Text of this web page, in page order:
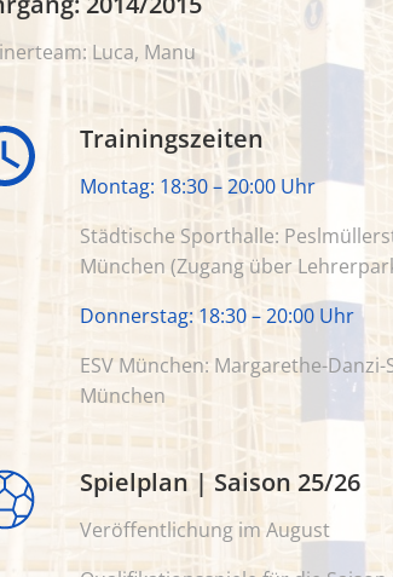
Luca, Manu
Trainingszeiten
Montag: 18:30 – 20:00 Uhr
Städtische Sporthalle:
München (Zugang über
Donnerstag: 18:30 – 20:00 Uhr
ESV München: Margarethe-Danzi-
München
Spielplan | Saison 25/26
Veröffentlichung im August